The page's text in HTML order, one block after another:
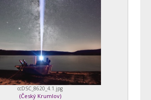
ccDSC_8620_4.1.jpg
(Český Krumlov)